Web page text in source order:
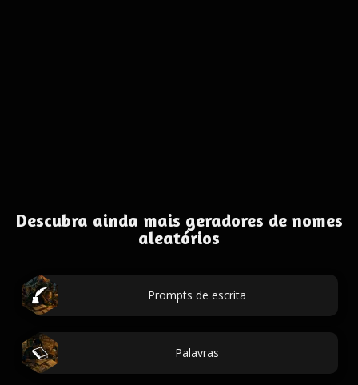
Descubra ainda mais geradores de nomes
aleatórios
Prompts de escrita
Palavras